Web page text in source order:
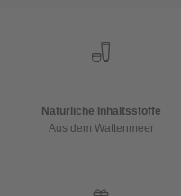
Natürliche Inhaltsstoffe
Aus dem Wattenmeer